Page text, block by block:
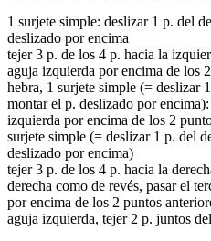
1 surjete simple: deslizar 1 p. del
deslizado por encima
tejer 3 p. de los 4 p. hacia la
aguja izquierda por encima de los
hebra, 1 surjete simple (= deslizar
montar el p. deslizado por
izquierda por encima de los 2
surjete simple (= deslizar 1 p. del
deslizado por encima)
tejer 3 p. de los 4 p. hacia la
derecha como de revés, pasar el
por encima de los 2 puntos
aguja izquierda, tejer 2 p. juntos